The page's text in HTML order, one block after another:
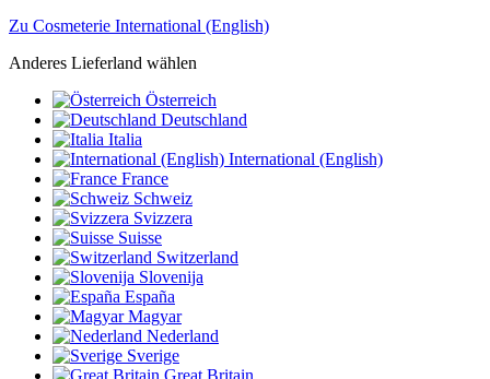
Zu Cosmeterie International (English)
Anderes Lieferland wählen
Österreich
Deutschland
Italia
International (English)
France
Schweiz
Svizzera
Suisse
Switzerland
Slovenija
España
Magyar
Nederland
Sverige
Great Britain